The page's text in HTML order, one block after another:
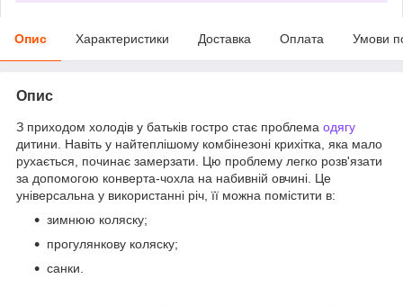
Опис Характеристики Доставка Оплата Умови
Опис
З приходом холодів у батьків гостро стає проблема одягу
дитини. Навіть у найтеплішому комбінезоні крихітка, яка мало
рухається, починає замерзати. Цю проблему легко розв'язати
за допомогою конверта-чохла на набивній овчині. Це
універсальна у використанні річ, її можна помістити в:
зимнюю коляску;
прогулянкову коляску;
санки.